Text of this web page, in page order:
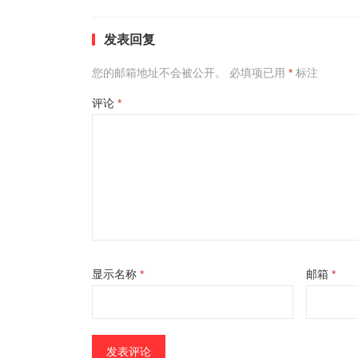
发表回复
您的邮箱地址不会被公开。 必填项已用 *标注
评论 *
显示名称 * 邮箱*